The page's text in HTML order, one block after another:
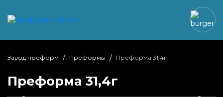
Завод преформ Преформы Преформа 31,4г
Преформа 31,4г